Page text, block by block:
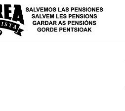
Skip
to
content